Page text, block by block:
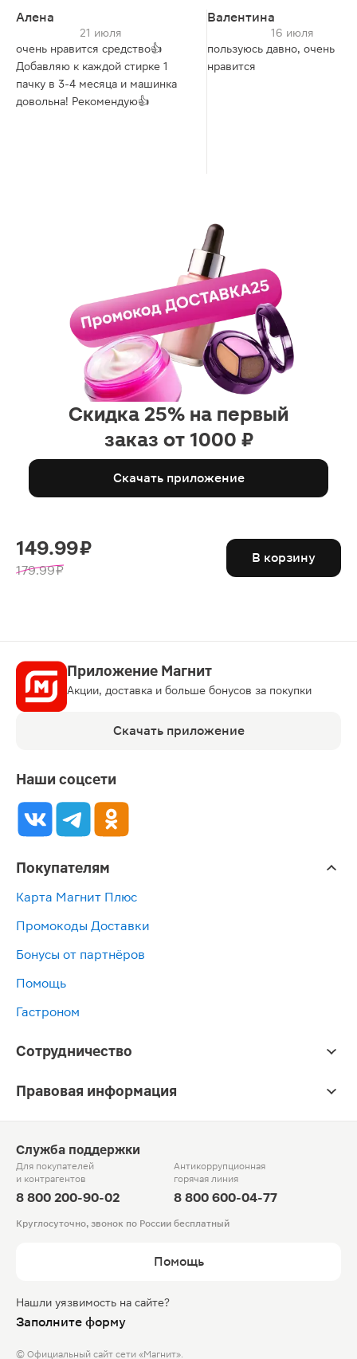
Алена
21 июля
очень нравится средство👍
Добавляю к каждой стирке 1
пачку в 3-4 месяца и машинка
довольна! Рекомендую👍
Валентина
16 июля
пользуюсь давно, очень
нравится
Скидка 25% на первый
заказ от 1000 ₽
Скачать приложение
149.99 ₽
179.99 ₽
В корзину
Приложение Магнит
Акции, доставка и больше бонусов за покупки
Скачать приложение
Наши соцсети
Покупателям
Карта Магнит Плюс
Промокоды Доставки
Бонусы от партнёров
Помощь
Гастроном
Сотрудничество
Правовая информация
Служба поддержки
Для покупателей
и контрагентов
8 800 200-90-02
Антикоррупционная
горячая линия
8 800 600-04-77
Круглосуточно, звонок по России бесплатный
Помощь
Нашли уязвимость на сайте?
Заполните форму
© Официальный сайт сети «Магнит».